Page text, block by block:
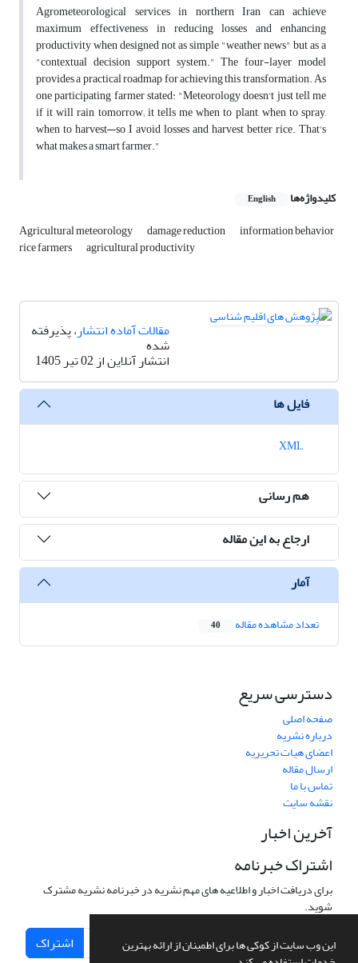
این وب سایت از کوکی ها برای اطمینان از ارائه بهترین
Agrometeorological services in northern Iran can achieve
maximum effectiveness in reducing losses and enhancing
productivity when designed not as simple "weather news" but as a
"contextual decision support system." The four-layer model
provides a practical roadmap for achieving this transformation. As
one participating farmer stated: "Meteorology doesn't just tell me
if it will rain tomorrow; it tells me when to plant, when to spray,
when to harvest—so I avoid losses and harvest better rice. That's
what makes a smart farmer."
کلیدواژه‌ها English
Agricultural meteorology damage reduction information behavior
rice farmers agricultural productivity
مقالات آماده انتشار، پذیرفته
شده
انتشار آنلاین از 02 تیر 1405
فایل ها
هم رسانی
ارجاع به این مقاله
آمار
تعداد مشاهده مقاله 40
دسترسی سریع
صفحه اصلی
درباره نشریه
اعضای هیات تحریریه
ارسال مقاله
تماس با ما
نقشه سایت
آخرین اخبار
اشتراک خبرنامه
برای دریافت اخبار و اطلاعیه های مهم نشریه در خبرنامه نشریه مشترک
شوید.
اشتراک